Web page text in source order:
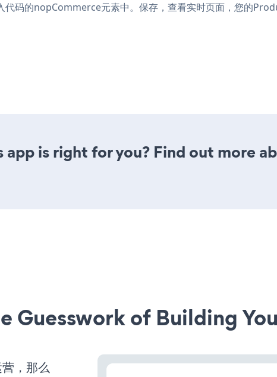
码的nopCommerce元素中。保存，查看实时页面，您的
is right for you? Find out more
Guesswork of Building
，那么